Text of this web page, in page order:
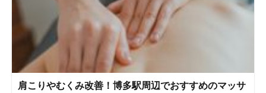
肩こりやむくみ改善！博多駅周辺でおすすめのマッサ